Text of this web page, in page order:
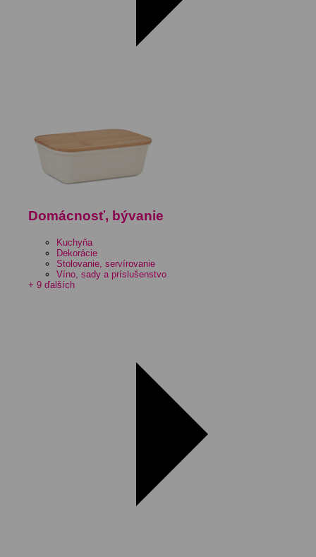
Domácnosť, bývanie
Kuchyňa
Dekorácie
Stolovanie, servírovanie
Víno, sady a príslušenstvo
+ 9 ďalších